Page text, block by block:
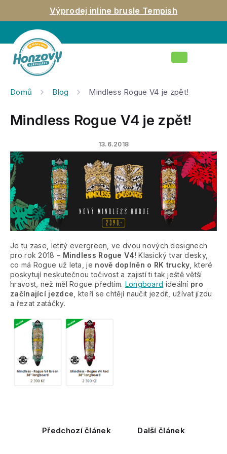
obsah
Výprodej inline brusle Tempish
Nákupní
Domů Blog Mindless Rogue V4 je zpět!
Mindless Rogue V4 je zpět!
13.6.2018
Je tu zase, letitý evergreen, ve dvou nových designech
pro rok 2018 – Mindless Rogue V4! Klasický tvar desky,
co má Rogue už leta, je nově doplněn o RK trucky , které
poskytují neskutečnou točivost a zajistí ti tak ještě větší
hravost, než měl Rogue předtím. Longboard ideální pro
začínající jezdce , kteří se chtějí naučit jezdit, užívat jízdu
a řezat zatáčky.
Předchozí článek Další článek